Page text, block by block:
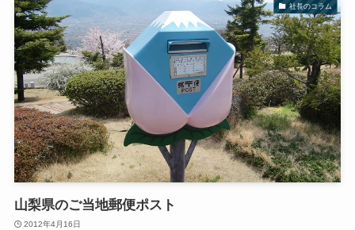
社長のコラム
山梨県のご当地郵便ポスト
2012年4月16日